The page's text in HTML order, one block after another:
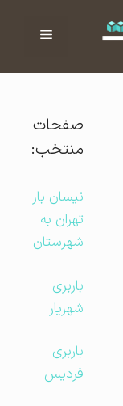
فهرست
صفحات
منتخب:
نیسان بار
تهران به
شهرستان
باربری
شهریار
باربری
فردیس